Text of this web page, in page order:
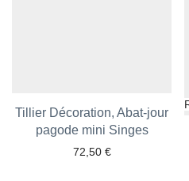
Tillier Décoration, Abat-jour
pagode mini Singes
72,50 €
Ajouter aux favoris